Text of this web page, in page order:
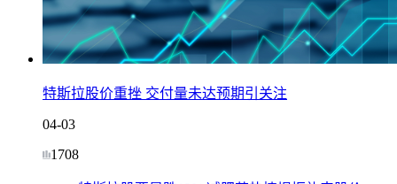
特斯拉股价重挫 交付量未达预期引关注
04-03
1708